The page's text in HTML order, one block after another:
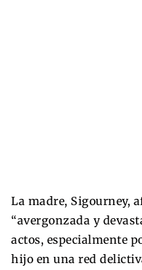
La madre, Sigourney,
“avergonzada y
actos, especialmente
hijo en una red